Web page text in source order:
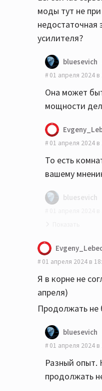
моды тут не
недостаточная
усилителя?
bluesevich
01 апреля 2024 в
Она может
мощности
01 апреля 2024 в
То есть
вашему
bluesevich
Конечно если
специально"
содержит
"причём"😁
01 апреля 2024 в
Я в корне не
апреля)
Продолжать не
bluesevich
01 апреля 2024 в
Разный опыт.
продолжать